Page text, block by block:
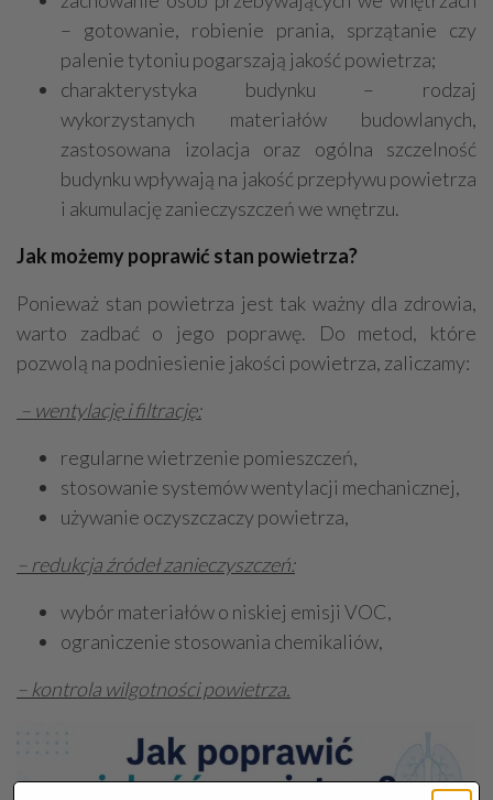
– gotowanie, robienie prania, sprzątanie czy
palenie tytoniu pogarszają jakość powietrza;
charakterystyka budynku – rodzaj
wykorzystanych materiałów budowlanych,
zastosowana izolacja oraz ogólna szczelność
budynku wpływają na jakość przepływu powietrza
i akumulację zanieczyszczeń we wnętrzu.
Jak możemy poprawić stan powietrza?
Ponieważ stan powietrza jest tak ważny dla zdrowia,
warto zadbać o jego poprawę. Do metod, które
pozwolą na podniesienie jakości powietrza, zaliczamy:
– wentylację i filtrację:
regularne wietrzenie pomieszczeń,
stosowanie systemów wentylacji mechanicznej,
używanie oczyszczaczy powietrza,
– redukcja źródeł zanieczyszczeń:
wybór materiałów o niskiej emisji VOC,
ograniczenie stosowania chemikaliów,
– kontrola wilgotności powietrza.